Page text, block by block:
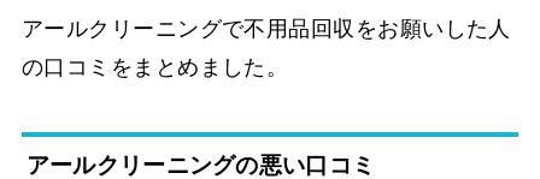
アールクリーニングで不用品回収をお願いした人
の口コミをまとめました。
アールクリーニングの悪い口コミ